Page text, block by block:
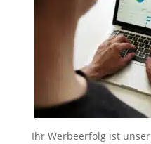
Ihr Werbeerfolg ist